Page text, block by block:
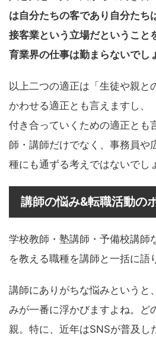
は自分たちの客であり自分たち
接客業という立場だということ
育業界の仕事は勤まらないでし
以上二つの適正は「生徒や親と
かわせる適正とも言えますし、
付き合っていくための適正とも
師・講師だけでなく、事務員や
種にも通ずる考えではないでし
講師の悩み&転職活動の
学校教師・塾講師・予備校講師
を教える職種を講師と一括に語
講師にありがちな悩みというと
みが一番に浮かびますよね。ど
親。特に、近年はSNSが普及し